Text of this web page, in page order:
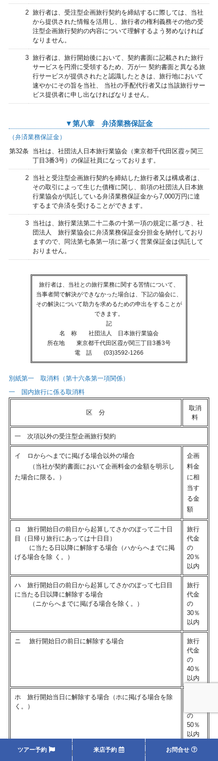
2 旅行者は、受注型企画旅行契約を締結するに際しては、当社
から提供された情報を活用し、旅行者の権利義務その他の受
注型企画旅行契約の内容について理解するよう努めなければ
なりません。
3 旅行者は、旅行開始後において、契約書面に記載された旅行
サービスを円滑に受領するため、万が一 契約書面と異なる旅
行サービスが提供されたと認識したときは、旅行地において
速やかにその旨を当社、 当社の手配代行者又は当該旅行サー
ビス提供者に申し出なければなりません。
▼第八章 弁済業務保証金
（弁済業務保証金）
第32条
当社は、社団法人日本旅行業協会（東京都千代田区霞ヶ関三
丁目3番3号）の保証社員になっております。
2
当社と受注型企画旅行契約を締結した旅行者又は構成者は、
その取引によって生じた債権に関し、前項の社団法人日本旅
行業協会が供託している弁済業務保証金から7,000万円に達
するまで弁済を受けることができます。
3
当社は、旅行業法第二十二条の十第一項の規定に基づき、社
団法人 旅行業協会に弁済業務保証金分担金を納付しており
ますので、同法第七条第一項に基づく営業保証金は供託して
おりません。
旅行者は、当社との旅行業務に関する苦情について、
当事者間で解決ができなかった場合は、下記の協会に、
その解決について助力を求めるための申出をすることが
できます。
記
名 称 社団法人 日本旅行業協会
所在地 東京都千代田区霞が関三丁目3番3号
電 話 (03)3592-1266
別紙第一 取消料（第十六条第一項関係）
一 国内旅行に係る取消料
区 分
取消
料
一 次項以外の受注型企画旅行契約
イ ロからへまでに掲げる場合以外の場合
（当社が契約書面において企画料金の金額を明示し
た場合に限る。）
企画
料金
に相
当す
る金
額
ロ 旅行開始日の前日から起算してさかのぼって二十日
目（日帰り旅行にあっては十日目）
に当たる日以降に解除する場合（ハからへまでに掲
げる場合を除 く。）
旅行
代金
の
20％
以内
ハ 旅行開始日の前日から起算してさかのぼって七日目
に当たる日以降に解除する場合
（ニからへまでに掲げる場合を除く。）
旅行
代金
の
30％
以内
ニ 旅行開始日の前日に解除する場合
旅行
代金
の
40％
以内
ホ 旅行開始当日に解除する場合（ホに掲げる場合を除
く。）
の
50％
以内
へ 旅行開始後の解除又は無連絡不参加の場合
旅行
ツアー予約 来店予約 お問合せ